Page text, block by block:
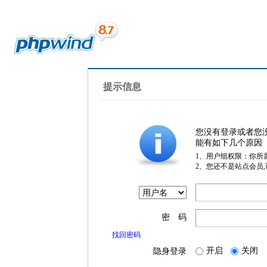
提示信息
您没有登录或者您
能有如下几个原因
1、用户组权限：你所
2、您还不是站点会员
密 码
找回密码
隐身登录 开启 关闭